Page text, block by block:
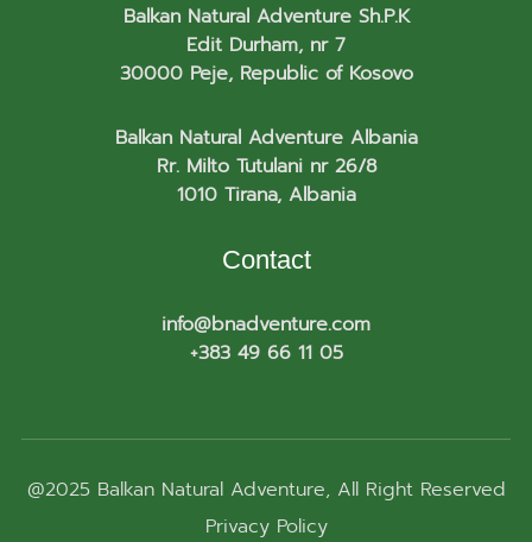
Balkan Natural Adventure Sh.P.K
Edit Durham, nr 7
30000 Peje, Republic of Kosovo
Balkan Natural Adventure Albania
Rr. Milto Tutulani nr 26/8
1010 Tirana, Albania
Contact
info@bnadventure.com
+383 49 66 11 05
@2025Balkan Natural Adventure, All Right Reserved
Privacy Policy